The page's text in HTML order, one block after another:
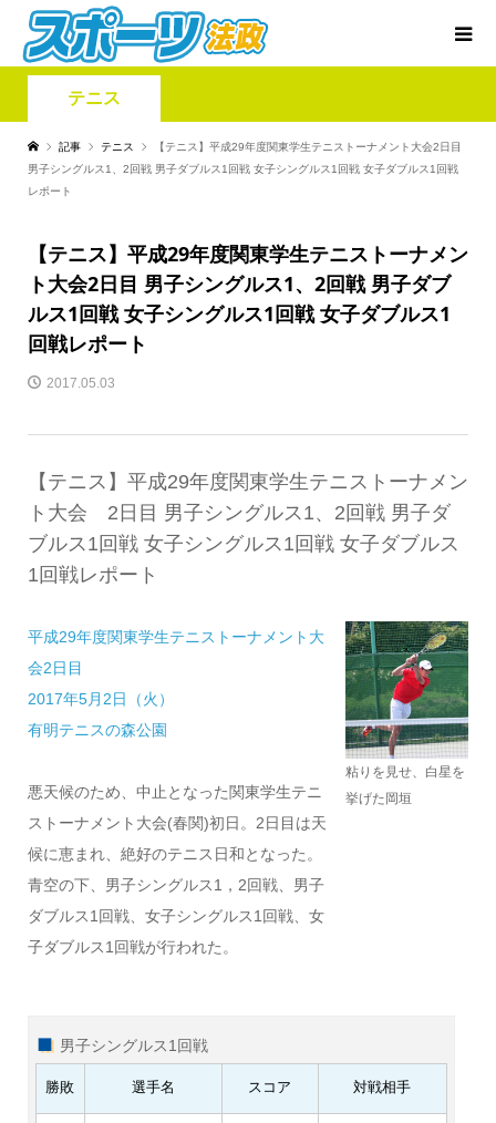
テニス
記事 テニス
【テニス】平成29年度関東学生テニストーナメント大会2日目
男子シングルス1、2回戦 男子ダブルス1回戦 女子シングルス1回戦 女子ダブルス1回戦
レポート
【テニス】平成29年度関東学生テニストーナメン
ト大会2日目 男子シングルス1、2回戦 男子ダブ
ルス1回戦 女子シングルス1回戦 女子ダブルス1
回戦レポート
2017.05.03
【テニス】平成29年度関東学生テニストーナメン
ト大会 2日目 男子シングルス1、2回戦 男子ダ
ブルス1回戦 女子シングルス1回戦 女子ダブルス
1回戦レポート
平成29年度関東学生テニストーナメント大
会2日目
2017年5月2日（火）
有明テニスの森公園
悪天候のため、中止となった関東学生テニ
ストーナメント大会(春関)初日。2日目は天
候に恵まれ、絶好のテニス日和となった。
青空の下、男子シングルス1，2回戦、男子
ダブルス1回戦、女子シングルス1回戦、女
子ダブルス1回戦が行われた。
粘りを見せ、白星を
挙げた岡垣
男子シングルス1回戦
勝敗 選手名 スコア 対戦相手